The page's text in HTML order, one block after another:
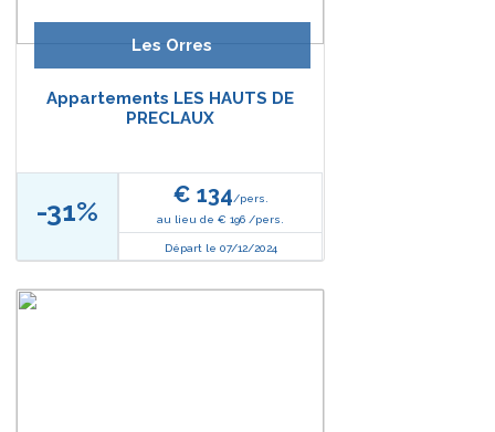
Les Orres
Appartements LES HAUTS DE
PRECLAUX
-31% € 134/pers.
au lieu de € 196 /pers.
Départ le 07/12/2024